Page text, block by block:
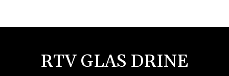
RTV GLAS DRINE